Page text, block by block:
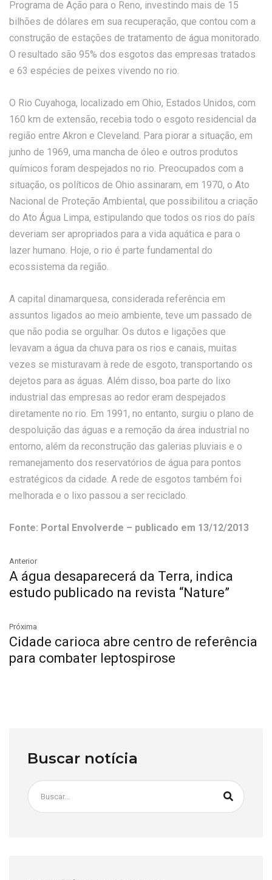
Programa de Ação para o Reno, investindo mais de 15
bilhões de dólares em sua recuperação, que contou com a
construção de estações de tratamento de água monitorado.
O resultado são 95% dos esgotos das empresas tratados
e 63 espécies de peixes vivendo no rio.
O Rio Cuyahoga, localizado em Ohio, Estados Unidos, com
160 km de extensão, recebia todo o esgoto residencial da
região entre Akron e Cleveland. Para piorar a situação, em
junho de 1969, uma mancha de óleo e outros produtos
químicos foram despejados no rio. Preocupados com a
situação, os políticos de Ohio assinaram, em 1970, o Ato
Nacional de Proteção Ambiental, que possibilitou a criação
do Ato Água Limpa, estipulando que todos os rios do país
deveriam ser apropriados para a vida aquática e para o
lazer humano. Hoje, o rio é parte fundamental do
ecossistema da região.
A capital dinamarquesa, considerada referência em
assuntos ligados ao meio ambiente, teve um passado de
que não podia se orgulhar. Os dutos e ligações que
levavam a água da chuva para os rios e canais, muitas
vezes se misturavam à rede de esgoto, transportando os
dejetos para as águas. Além disso, boa parte do lixo
industrial das empresas ao redor eram despejados
diretamente no rio. Em 1991, no entanto, surgiu o plano de
despoluição das águas e a remoção da área industrial no
entorno, além da reconstrução das galerias pluviais e o
remanejamento dos reservatórios de água para pontos
estratégicos da cidade. A rede de esgotos também foi
melhorada e o lixo passou a ser reciclado.
Fonte: Portal Envolverde – publicado em 13/12/2013
Anterior
A água desaparecerá da Terra, indica
estudo publicado na revista “Nature”
Próxima
Cidade carioca abre centro de referência
para combater leptospirose
Buscar notícia